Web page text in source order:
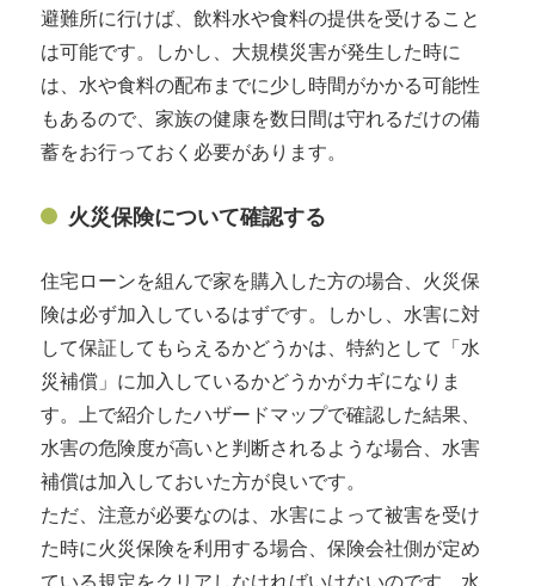
避難所に行けば、飲料水や食料の提供を受けること
は可能です。しかし、大規模災害が発生した時に
は、水や食料の配布までに少し時間がかかる可能性
もあるので、家族の健康を数日間は守れるだけの備
蓄をお行っておく必要があります。
火災保険について確認する
住宅ローンを組んで家を購入した方の場合、火災保
険は必ず加入しているはずです。しかし、水害に対
して保証してもらえるかどうかは、特約として「水
災補償」に加入しているかどうかがカギになりま
す。上で紹介したハザードマップで確認した結果、
水害の危険度が高いと判断されるような場合、水害
補償は加入しておいた方が良いです。
ただ、注意が必要なのは、水害によって被害を受け
た時に火災保険を利用する場合、保険会社側が定め